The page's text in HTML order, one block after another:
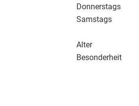
Donnerstags
Samstags
Alter
Besonderheit